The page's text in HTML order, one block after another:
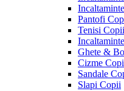
Pantofi
Tenisi Copii
Ghete &
Cizme
Sandale
Slapi Copii